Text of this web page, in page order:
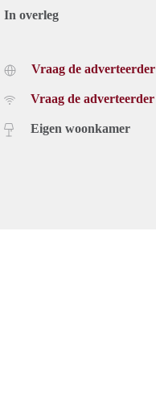
In overleg
Vraag de adverteerder
Vraag de adverteerder
Eigen woonkamer